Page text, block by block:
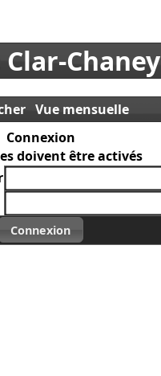
Chaney
Vue mensuelle
Connexion
doivent être activés